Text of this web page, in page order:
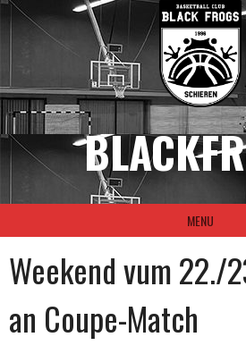
Skip
MENU
Weekend vum 22./
an Coupe-Match